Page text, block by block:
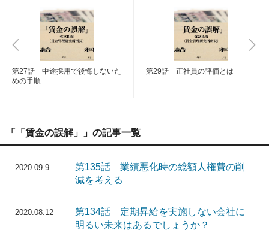
第27話 中途採用で後悔しないた
めの手順
第29話 正社員の評価とは
「「賃金の誤解」」の記事一覧
2020.09.9
第135話 業績悪化時の総額人権費の削
減を考える
2020.08.12
第134話 定期昇給を実施しない会社に
明るい未来はあるでしょうか？